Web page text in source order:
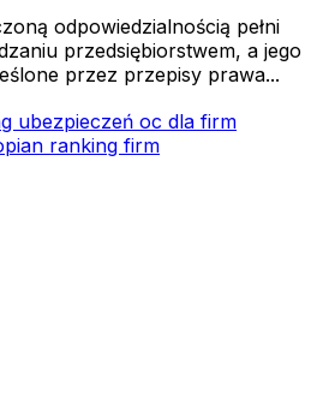
odpowiedzialnością pełni
przedsiębiorstwem, a jego
przez przepisy prawa...
ubezpieczeń oc dla firm
ranking firm